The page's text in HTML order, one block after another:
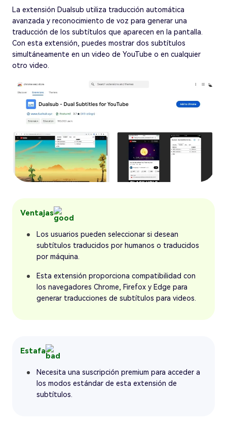
La extensión Dualsub utiliza traducción automática
avanzada y reconocimiento de voz para generar una
traducción de los subtítulos que aparecen en la pantalla.
Con esta extensión, puedes mostrar dos subtítulos
simultáneamente en un video de YouTube o en cualquier
otro video.
Ventajas
Los usuarios pueden seleccionar si desean
subtítulos traducidos por humanos o traducidos
por máquina.
Esta extensión proporciona compatibilidad con
los navegadores Chrome, Firefox y Edge para
generar traducciones de subtítulos para videos.
Estafa
Necesita una suscripción premium para acceder a
los modos estándar de esta extensión de
subtítulos.